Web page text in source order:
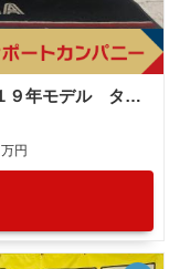
ヤマハ ＳＲ４００ ＲＨ１６Ｊ型 ２０１９年モデル タンデムバー フォークブーツ サイドスタンド
万円